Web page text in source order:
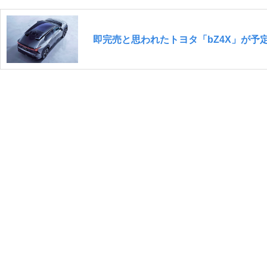
即完売と思われたトヨタ「bZ4X」が予